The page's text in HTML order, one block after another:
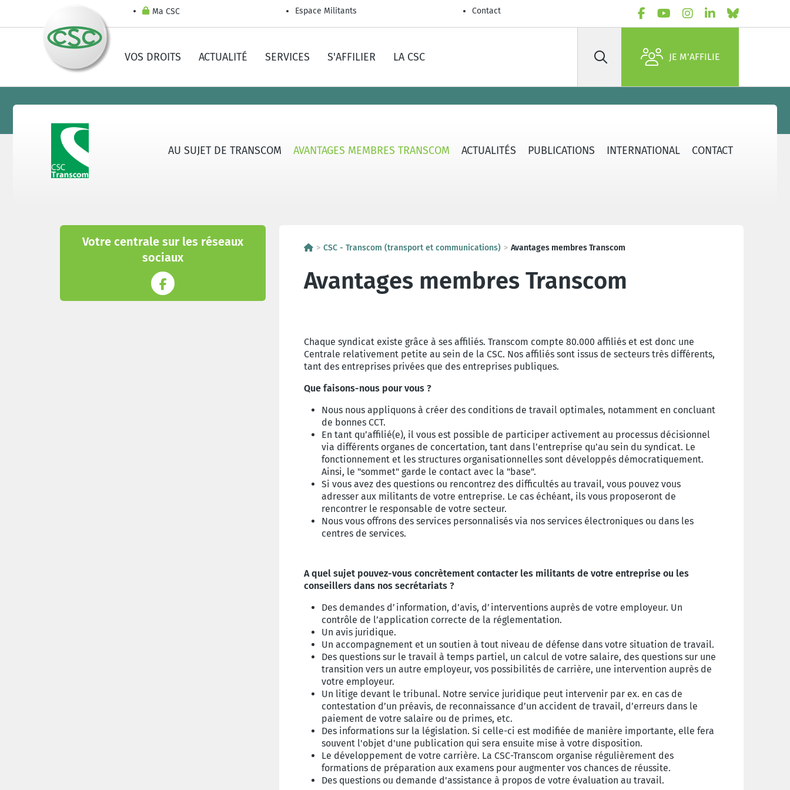
Ma CSC Espace Militants Contact
VOS DROITS ACTUALITÉ SERVICES S'AFFILIER LA CSC Rechercher JE M'AFFILIE
AU SUJET DE TRANSCOM AVANTAGES MEMBRES TRANSCOM ACTUALITÉS PUBLICATIONS INTERNATIONAL CONTACT
Votre centrale sur les réseaux
sociaux
CSC - Transcom (transport et communications) Avantages membres Transcom
Avantages membres Transcom
Chaque syndicat existe grâce à ses affiliés. Transcom compte 80.000 affiliés et est donc une
Centrale relativement petite au sein de la CSC. Nos affiliés sont issus de secteurs très différents,
tant des entreprises privées que des entreprises publiques.
Que faisons-nous pour vous ?
Nous nous appliquons à créer des conditions de travail optimales, notamment en concluant
de bonnes CCT.
En tant qu’affilié(e), il vous est possible de participer activement au processus décisionnel
via différents organes de concertation, tant dans l’entreprise qu’au sein du syndicat. Le
fonctionnement et les structures organisationnelles sont développés démocratiquement.
Ainsi, le "sommet" garde le contact avec la "base".
Si vous avez des questions ou rencontrez des difficultés au travail, vous pouvez vous
adresser aux militants de votre entreprise. Le cas échéant, ils vous proposeront de
rencontrer le responsable de votre secteur.
Nous vous offrons des services personnalisés via nos services électroniques ou dans les
centres de services.
A quel sujet pouvez-vous concrètement contacter les militants de votre entreprise ou les
conseillers dans nos secrétariats ?
Des demandes d’information, d’avis, d’interventions auprès de votre employeur. Un
contrôle de l’application correcte de la réglementation.
Un avis juridique.
Un accompagnement et un soutien à tout niveau de défense dans votre situation de travail.
Des questions sur le travail à temps partiel, un calcul de votre salaire, des questions sur une
transition vers un autre employeur, vos possibilités de carrière, une intervention auprès de
votre employeur.
Un litige devant le tribunal. Notre service juridique peut intervenir par ex. en cas de
contestation d’un préavis, de reconnaissance d’un accident de travail, d’erreurs dans le
paiement de votre salaire ou de primes, etc.
Des informations sur la législation. Si celle-ci est modifiée de manière importante, elle fera
souvent l'objet d'une publication qui sera ensuite mise à votre disposition.
Le développement de votre carrière. La CSC-Transcom organise régulièrement des
formations de préparation aux examens pour augmenter vos chances de réussite.
Des questions ou demande d'assistance à propos de votre évaluation au travail.